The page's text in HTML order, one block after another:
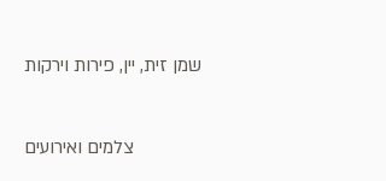
שמן זית, יין, פירות וירקות
צלמים ואירועים